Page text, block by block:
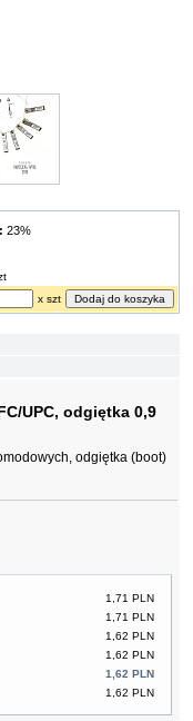
UPC, odgiętka 0,9
odgiętka (boot)
1,71 PLN
1,71 PLN
1,62 PLN
1,62 PLN
1,62 PLN
1,62 PLN
23%
x szt